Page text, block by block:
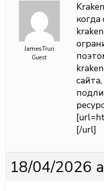
JamesTruri
Guest
[/url]
18/04/2026